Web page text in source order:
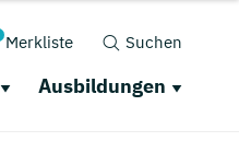
Merkliste Suchen
Ausbildungen